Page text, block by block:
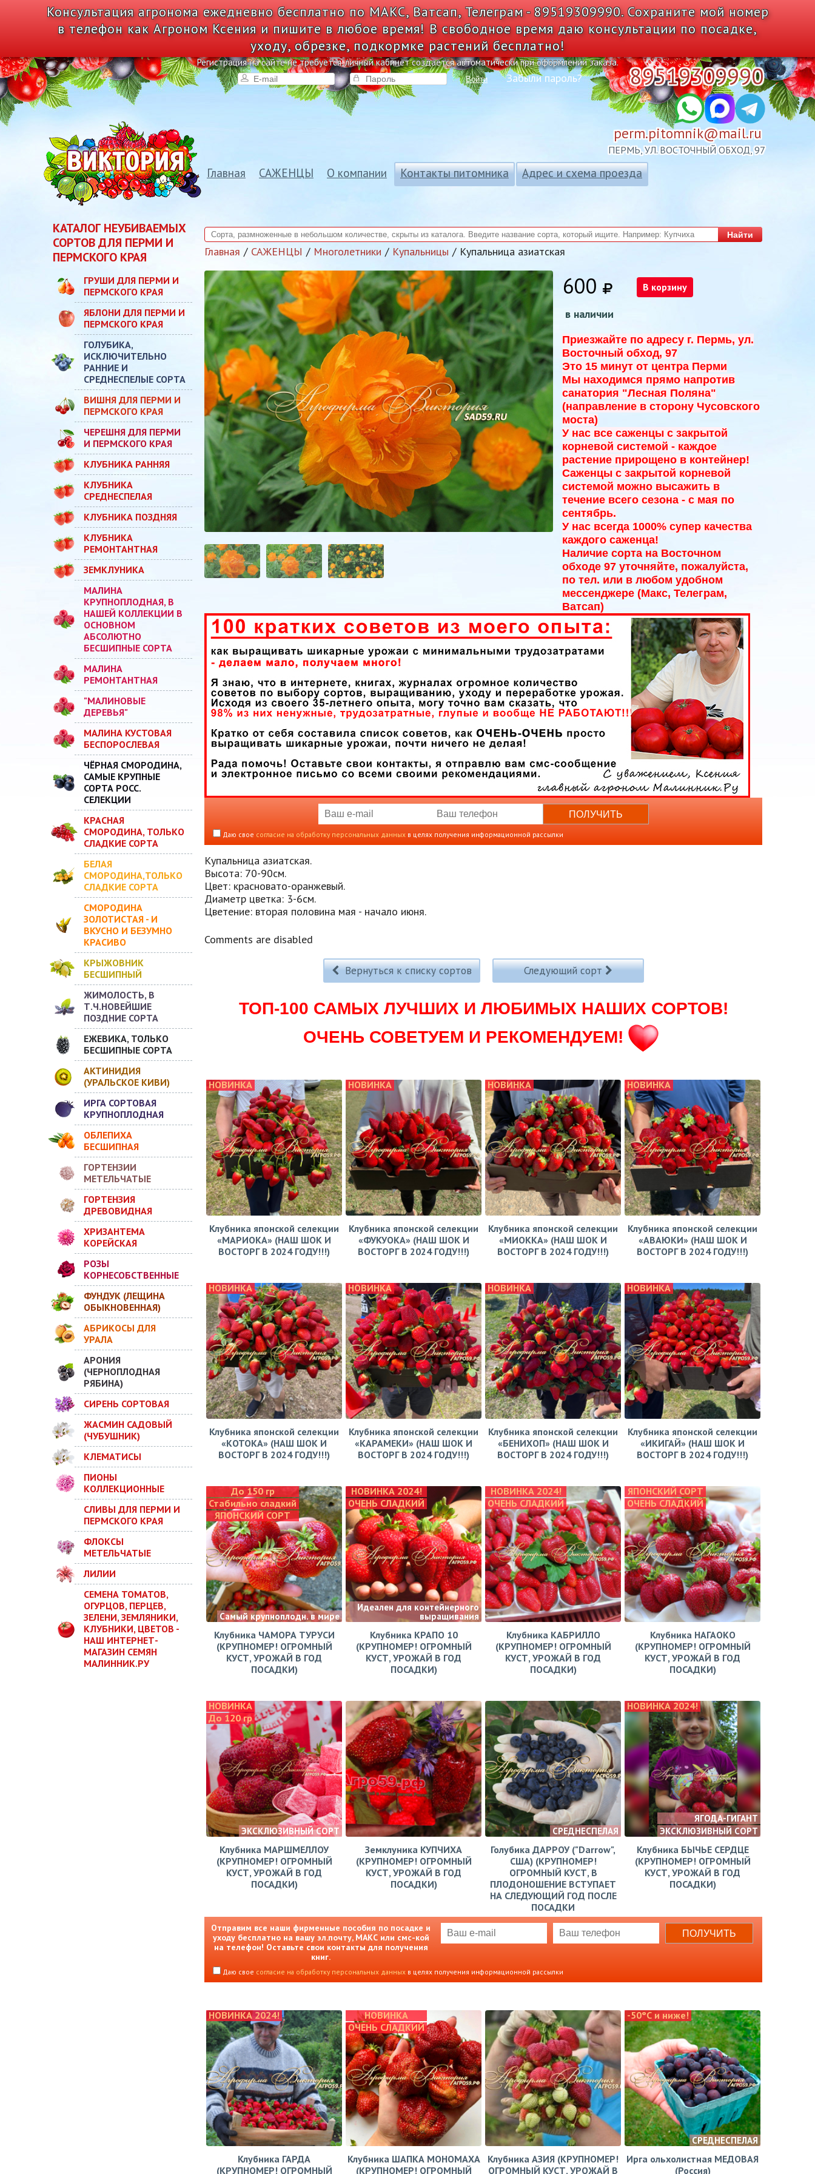
Консультация агронома ежедневно бесплатно по МАКС, Ватсап, Телеграм - 89519309990. Сохраните мой номер
в телефон как Агроном Ксения и пишите в любое время! В свободное время даю консультации по посадке,
уходу, обрезке, подкормке растений бесплатно!
Регистрация на сайте не требуется, личный кабинет создается автоматически при оформлении заказа.
Войти Забыли пароль?
Найти
89519309990
perm.pitomnik@mail.ru
ПЕРМЬ, УЛ. ВОСТОЧНЫЙ ОБХОД, 97
Главная САЖЕНЦЫ О компании Контакты питомника Адрес и схема проезда
КАТАЛОГ НЕУБИВАЕМЫХ
СОРТОВ ДЛЯ ПЕРМИ И
ПЕРМСКОГО КРАЯ
ГРУШИ ДЛЯ ПЕРМИ И
ПЕРМСКОГО КРАЯ
ЯБЛОНИ ДЛЯ ПЕРМИ И
ПЕРМСКОГО КРАЯ
ГОЛУБИКА,
ИСКЛЮЧИТЕЛЬНО
РАННИЕ И
СРЕДНЕСПЕЛЫЕ СОРТА
ВИШНЯ ДЛЯ ПЕРМИ И
ПЕРМСКОГО КРАЯ
ЧЕРЕШНЯ ДЛЯ ПЕРМИ
И ПЕРМСКОГО КРАЯ
КЛУБНИКА РАННЯЯ
КЛУБНИКА
СРЕДНЕСПЕЛАЯ
КЛУБНИКА ПОЗДНЯЯ
КЛУБНИКА
РЕМОНТАНТНАЯ
ЗЕМКЛУНИКА
МАЛИНА
КРУПНОПЛОДНАЯ, В
НАШЕЙ КОЛЛЕКЦИИ В
ОСНОВНОМ
АБСОЛЮТНО
БЕСШИПНЫЕ СОРТА
МАЛИНА
РЕМОНТАНТНАЯ
"МАЛИНОВЫЕ
ДЕРЕВЬЯ"
МАЛИНА КУСТОВАЯ
БЕСПОРОСЛЕВАЯ
ЧЁРНАЯ СМОРОДИНА,
САМЫЕ КРУПНЫЕ
СОРТА РОСС.
СЕЛЕКЦИИ
КРАСНАЯ
СМОРОДИНА, ТОЛЬКО
СЛАДКИЕ СОРТА
БЕЛАЯ
СМОРОДИНА,ТОЛЬКО
СЛАДКИЕ СОРТА
СМОРОДИНА
ЗОЛОТИСТАЯ - И
ВКУСНО И БЕЗУМНО
КРАСИВО
КРЫЖОВНИК
БЕСШИПНЫЙ
ЖИМОЛОСТЬ, В
Т.Ч.НОВЕЙШИЕ
ПОЗДНИЕ СОРТА
ЕЖЕВИКА, ТОЛЬКО
БЕСШИПНЫЕ СОРТА
АКТИНИДИЯ
(УРАЛЬСКОЕ КИВИ)
ИРГА СОРТОВАЯ
КРУПНОПЛОДНАЯ
ОБЛЕПИХА
БЕСШИПНАЯ
ГОРТЕНЗИИ
МЕТЕЛЬЧАТЫЕ
ГОРТЕНЗИЯ
ДРЕВОВИДНАЯ
ХРИЗАНТЕМА
КОРЕЙСКАЯ
РОЗЫ
КОРНЕСОБСТВЕННЫЕ
ФУНДУК (ЛЕЩИНА
ОБЫКНОВЕННАЯ)
АБРИКОСЫ ДЛЯ
УРАЛА
АРОНИЯ
(ЧЕРНОПЛОДНАЯ
РЯБИНА)
СИРЕНЬ СОРТОВАЯ
ЖАСМИН САДОВЫЙ
(ЧУБУШНИК)
КЛЕМАТИСЫ
ПИОНЫ
КОЛЛЕКЦИОННЫЕ
СЛИВЫ ДЛЯ ПЕРМИ И
ПЕРМСКОГО КРАЯ
ФЛОКСЫ
МЕТЕЛЬЧАТЫЕ
ЛИЛИИ
СЕМЕНА ТОМАТОВ,
ОГУРЦОВ, ПЕРЦЕВ,
ЗЕЛЕНИ, ЗЕМЛЯНИКИ,
КЛУБНИКИ, ЦВЕТОВ -
НАШ ИНТЕРНЕТ-
МАГАЗИН СЕМЯН
МАЛИННИК.РУ
Главная САЖЕНЦЫ Многолетники Купальницы Купальница азиатская
600 В корзину
в наличии
Приезжайте по адресу г. Пермь, ул.
Восточный обход, 97
Это 15 минут от центра Перми
Мы находимся прямо напротив
санатория "Лесная Поляна"
(направление в сторону Чусовского
моста)
У нас все саженцы с закрытой
корневой системой - каждое
растение прирощено в контейнер!
Саженцы с закрытой корневой
системой можно высажить в
течение всего сезона - с мая по
сентябрь.
У нас всегда 1000% супер качества
каждого саженца!
Наличие сорта на Восточном
обходе 97 уточняйте, пожалуйста,
по тел. или в любом удобном
мессенджере (Макс, Телеграм,
Ватсап)
Даю свое согласие на обработку персональных данных в целях получения информационной рассылки
Купальница азиатская.
Высота: 70-90см.
Цвет: красновато-оранжевый.
Диаметр цветка: 3-6см.
Цветение: вторая половина мая - начало июня.
Comments are disabled
Вернуться к списку сортов Следующий сорт
ТОП-100 САМЫХ ЛУЧШИХ И ЛЮБИМЫХ НАШИХ СОРТОВ!
ОЧЕНЬ СОВЕТУЕМ И РЕКОМЕНДУЕМ!
НОВИНКА
Клубника японской селекции
«МАРИОКА» (НАШ ШОК И
ВОСТОРГ В 2024 ГОДУ!!!)
НОВИНКА
Клубника японской селекции
«ФУКУОКА» (НАШ ШОК И
ВОСТОРГ В 2024 ГОДУ!!!)
НОВИНКА
Клубника японской селекции
«МИОККА» (НАШ ШОК И
ВОСТОРГ В 2024 ГОДУ!!!)
НОВИНКА
Клубника японской селекции
«АВАЮКИ» (НАШ ШОК И
ВОСТОРГ В 2024 ГОДУ!!!)
НОВИНКА
Клубника японской селекции
«КОТОКА» (НАШ ШОК И
ВОСТОРГ В 2024 ГОДУ!!!)
НОВИНКА
Клубника японской селекции
«КАРАМЕКИ» (НАШ ШОК И
ВОСТОРГ В 2024 ГОДУ!!!)
НОВИНКА
Клубника японской селекции
«БЕНИХОП» (НАШ ШОК И
ВОСТОРГ В 2024 ГОДУ!!!)
НОВИНКА
Клубника японской селекции
«ИКИГАЙ» (НАШ ШОК И
ВОСТОРГ В 2024 ГОДУ!!!)
До 150 гр
Стабильно сладкий
ЯПОНСКИЙ СОРТ
Самый крупноплодн. в мире
Клубника ЧАМОРА ТУРУСИ
(КРУПНОМЕР! ОГРОМНЫЙ
КУСТ, УРОЖАЙ В ГОД
ПОСАДКИ)
НОВИНКА 2024!
ОЧЕНЬ СЛАДКИЙ
Идеален для контейнерного
выращивания
Клубника КРАПО 10
(КРУПНОМЕР! ОГРОМНЫЙ
КУСТ, УРОЖАЙ В ГОД
ПОСАДКИ)
НОВИНКА 2024!
ОЧЕНЬ СЛАДКИЙ
Клубника КАБРИЛЛО
(КРУПНОМЕР! ОГРОМНЫЙ
КУСТ, УРОЖАЙ В ГОД
ПОСАДКИ)
ЯПОНСКИЙ СОРТ
ОЧЕНЬ СЛАДКИЙ
Клубника НАГАОКО
(КРУПНОМЕР! ОГРОМНЫЙ
КУСТ, УРОЖАЙ В ГОД
ПОСАДКИ)
НОВИНКА
До 120 гр
ЭКСКЛЮЗИВНЫЙ СОРТ
Клубника МАРШМЕЛЛОУ
(КРУПНОМЕР! ОГРОМНЫЙ
КУСТ, УРОЖАЙ В ГОД
ПОСАДКИ)
Земклуника КУПЧИХА
(КРУПНОМЕР! ОГРОМНЫЙ
КУСТ, УРОЖАЙ В ГОД
ПОСАДКИ)
СРЕДНЕСПЕЛАЯ
Голубика ДАРРОУ ("Darrow",
США) (КРУПНОМЕР!
ОГРОМНЫЙ КУСТ, В
ПЛОДОНОШЕНИЕ ВСТУПАЕТ
НА СЛЕДУЮЩИЙ ГОД ПОСЛЕ
ПОСАДКИ
НОВИНКА 2024!
ЯГОДА-ГИГАНТ
ЭКСКЛЮЗИВНЫЙ СОРТ
Клубника БЫЧЬЕ СЕРДЦЕ
(КРУПНОМЕР! ОГРОМНЫЙ
КУСТ, УРОЖАЙ В ГОД
ПОСАДКИ)
Отправим все наши фирменные пособия по посадке и
уходу бесплатно на вашу эл.почту, МАКС или смс-кой
на телефон! Оставьте свои контакты для получения
книг.
Даю свое согласие на обработку персональных данных в целях получения информационной рассылки
НОВИНКА 2024!
Клубника ГАРДА
(КРУПНОМЕР! ОГРОМНЫЙ
НОВИНКА
ОЧЕНЬ СЛАДКИЙ
Клубника ШАПКА МОНОМАХА
(КРУПНОМЕР! ОГРОМНЫЙ
Клубника АЗИЯ (КРУПНОМЕР!
ОГРОМНЫЙ КУСТ, УРОЖАЙ В
-50°С и ниже!
СРЕДНЕСПЕЛАЯ
Ирга ольхолистная МЕДОВАЯ
(Россия)